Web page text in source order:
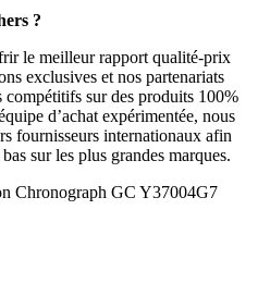
?
le meilleur rapport qualité-prix
exclusives et nos partenariats
sur des produits 100%
d’achat expérimentée, nous
fournisseurs internationaux afin
sur les plus grandes marques.
Chronograph GC Y37004G7